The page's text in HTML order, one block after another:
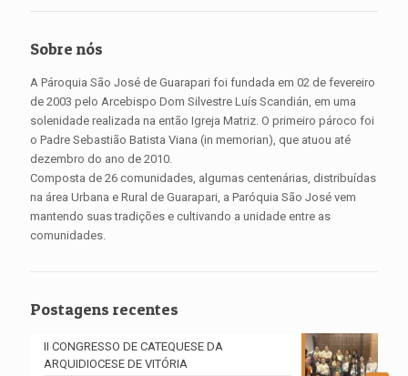
Sobre nós
A Pároquia São José de Guarapari foi fundada em 02 de fevereiro
de 2003 pelo Arcebispo Dom Silvestre Luís Scandián, em uma
solenidade realizada na então Igreja Matriz. O primeiro pároco foi
o Padre Sebastião Batista Viana (in memorian), que atuou até
dezembro do ano de 2010.
Composta de 26 comunidades, algumas centenárias, distribuídas
na área Urbana e Rural de Guarapari, a Paróquia São José vem
mantendo suas tradições e cultivando a unidade entre as
comunidades.
Postagens recentes
II CONGRESSO DE CATEQUESE DA
ARQUIDIOCESE DE VITÓRIA